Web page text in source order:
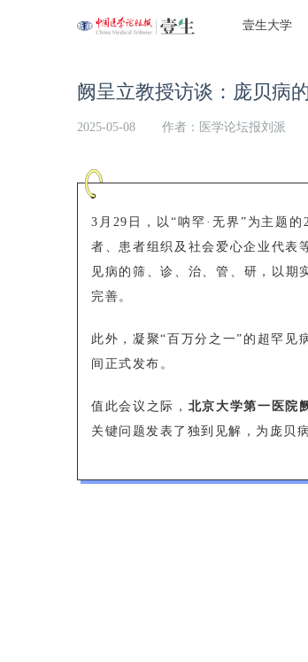
壹生大学
阙呈立教授访谈：庞贝病
2025-05-08 作者：医学论坛报刘派
3月29日，以“呐罕·无界”为主题
者、患者组织及社会爱心企业代表
见病的筛、诊、治、管、研，以期
完善。
此外，凝聚“百万分之一”的超罕见
间正式发布。
值此会议之际， 北京大学第一医院
关键问题发表了独到见解，为庞贝